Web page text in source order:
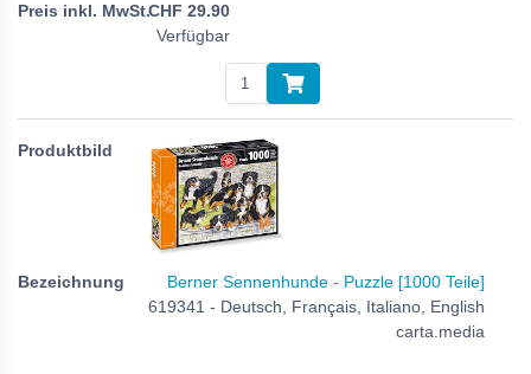
CHF 29.90
Verfügbar
Berner Sennenhunde - Puzzle [1000 Teile]
619341 - Deutsch, Français, Italiano, English
carta.media